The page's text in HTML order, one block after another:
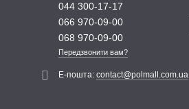
044 300-17-17
066 970-09-00
068 970-09-00
Передзвонити вам?
Е-пошта:contact@polmall.com.ua